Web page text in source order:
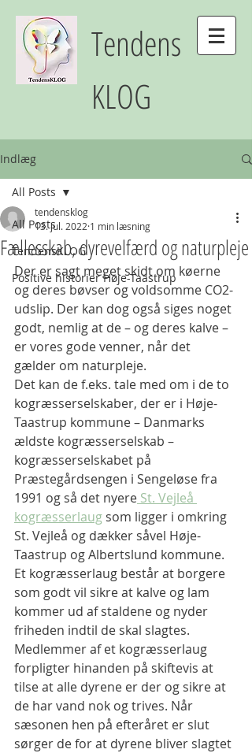
Tendens
KLOG
Indlæg
All Posts
TendensKLOG
Positive historier Høje-Taastrup
All Posts
Fællesskab, dyrevelfærd og naturpleje
tendensklog
13. jul. 2022 1 min læsning
Der er sagt meget skidt om køerne
og deres bøvser og voldsomme CO2-
udslip. Der kan dog også siges noget
godt, nemlig at de – og deres kalve –
er vores gode venner, når det
gælder om naturpleje.
Det kan de f.eks. tale med om i de to
kogræsserselskaber, der er i Høje-
Taastrup kommune – Danmarks
ældste kogræsserselskab –
kogræsserselskabet på
Præstegårdsengen i Sengeløse fra
1991 og så det nyere St. Vejleå
kogræsserlaug som ligger i omkring
St. Vejleå og dækker såvel Høje-
Taastrup og Albertslund kommune.
Et kogræsserlaug består at borgere
som godt vil sikre at kalve og lam
kommer ud af staldene og nyder
friheden indtil de skal slagtes.
Medlemmer af et kogræsserlaug
forpligter hinanden på skiftevis at
tilse at alle dyrene er der og sikre at
de har vand nok og trives. Når
sæsonen hen på efteråret er slut
sørger de for at dyrene bliver slagtet